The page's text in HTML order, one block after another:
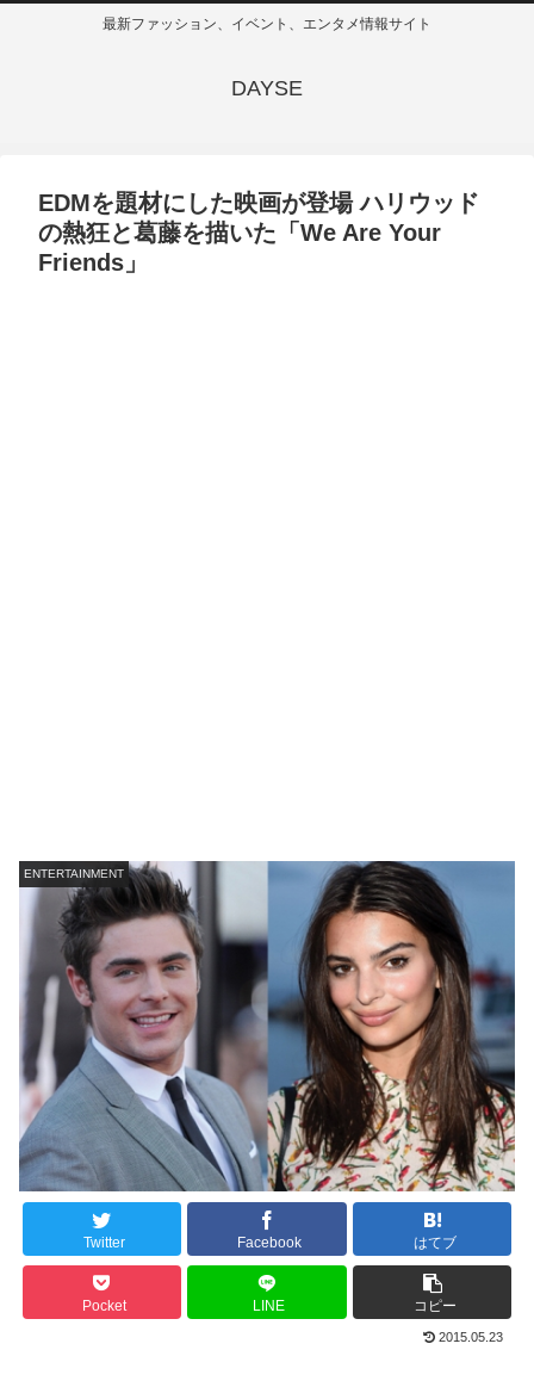
最新ファッション、イベント、エンタメ情報サイト
DAYSE
EDMを題材にした映画が登場 ハリウッド
の熱狂と葛藤を描いた「We Are Your
Friends」
ENTERTAINMENT
Twitter Facebook はてブ
Pocket LINE コピー
2015.05.23